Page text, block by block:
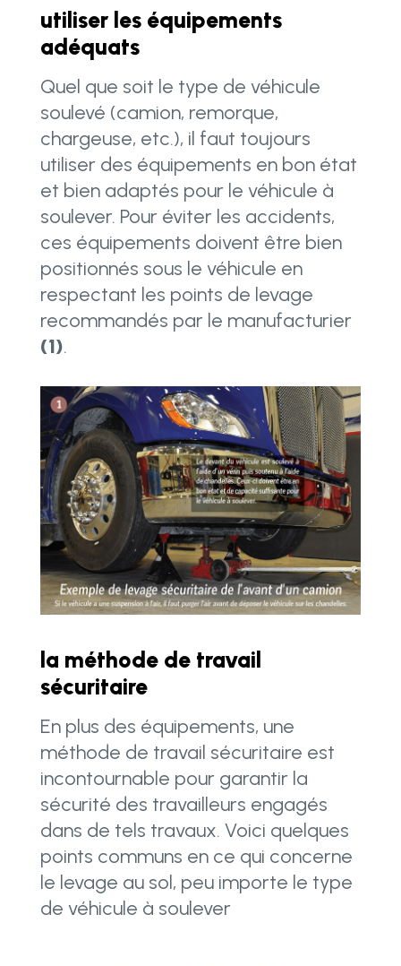
utiliser les équipements
adéquats
Quel que soit le type de véhicule
soulevé (camion, remorque,
chargeuse, etc.), il faut toujours
utiliser des équipements en bon état
et bien adaptés pour le véhicule à
soulever. Pour éviter les accidents,
ces équipements doivent être bien
positionnés sous le véhicule en
respectant les points de levage
recommandés par le manufacturier
(1).
la méthode de travail
sécuritaire
En plus des équipements, une
méthode de travail sécuritaire est
incontournable pour garantir la
sécurité des travailleurs engagés
dans de tels travaux. Voici quelques
points communs en ce qui concerne
le levage au sol, peu importe le type
de véhicule à soulever